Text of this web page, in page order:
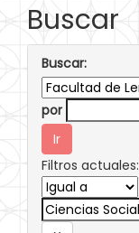
Buscar
Buscar:
por
Filtros actuales: